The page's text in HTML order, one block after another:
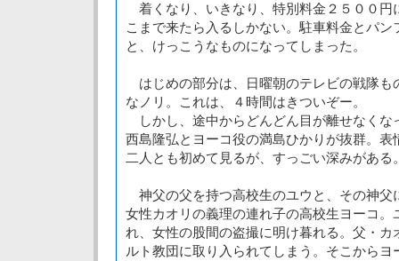
着くなり、いきなり、特別料金２５００円
こまで来たら入るしかない。駐車料金とパ
と、けっこうなものになってしまった。
はじめの部分は、日曜朝のテレビの戦隊も
なノリ。これは、４時間はきついぞー。
しかし、途中からどんどん目が離せなくな
西島隆弘とヨーコ役の満島ひかりが抜群。表
二人とも初めて見るが、すっごい深みがある
神父の父を持つ高校生のユウと、その神父
女性カオリの義理の連れ子の高校生ヨーコ。
れ、女性の股間の盗撮に明け暮れる。父・
ルト教団に取り入られてしまう。そこから